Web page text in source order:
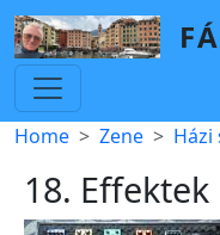
Skip to main content
Breadcrumb
Home Zene
18.